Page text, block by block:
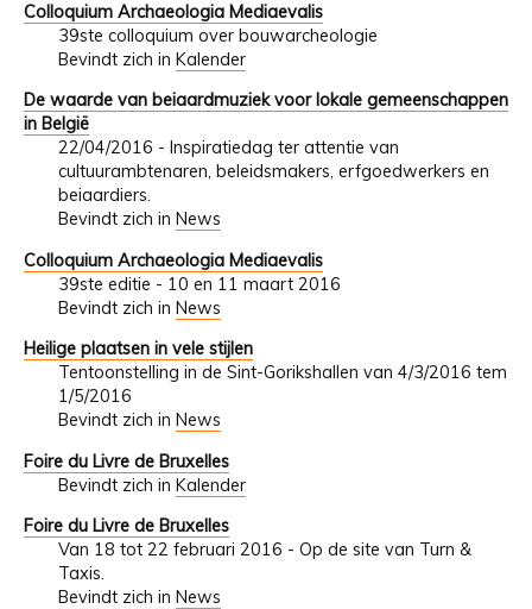
Colloquium Archaeologia Mediaevalis
39ste colloquium over bouwarcheologie
Bevindt zich in Kalender
De waarde van beiaardmuziek voor lokale gemeenschappen
in België
22/04/2016 - Inspiratiedag ter attentie van
cultuurambtenaren, beleidsmakers, erfgoedwerkers en
beiaardiers.
Bevindt zich in News
Colloquium Archaeologia Mediaevalis
39ste editie - 10 en 11 maart 2016
Bevindt zich in News
Heilige plaatsen in vele stijlen
Tentoonstelling in de Sint-Gorikshallen van 4/3/2016 tem
1/5/2016
Bevindt zich in News
Foire du Livre de Bruxelles
Bevindt zich in Kalender
Foire du Livre de Bruxelles
Van 18 tot 22 februari 2016 - Op de site van Turn &
Taxis.
Bevindt zich in News